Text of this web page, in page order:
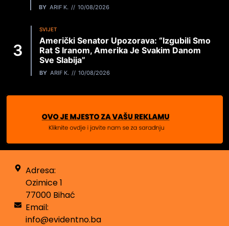
BY ARIF K. 10/08/2026
SVIJET
Američki Senator Upozorava: “Izgubili Smo
Rat S Iranom, Amerika Je Svakim Danom
Sve Slabija”
BY ARIF K. 10/08/2026
Adresa:
Ozimice 1
77000 Bihać
Email:
info@evidentno.ba